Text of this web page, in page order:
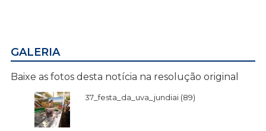
GALERIA
Baixe as fotos desta notícia na resolução original
37_festa_da_uva_jundiai (89)